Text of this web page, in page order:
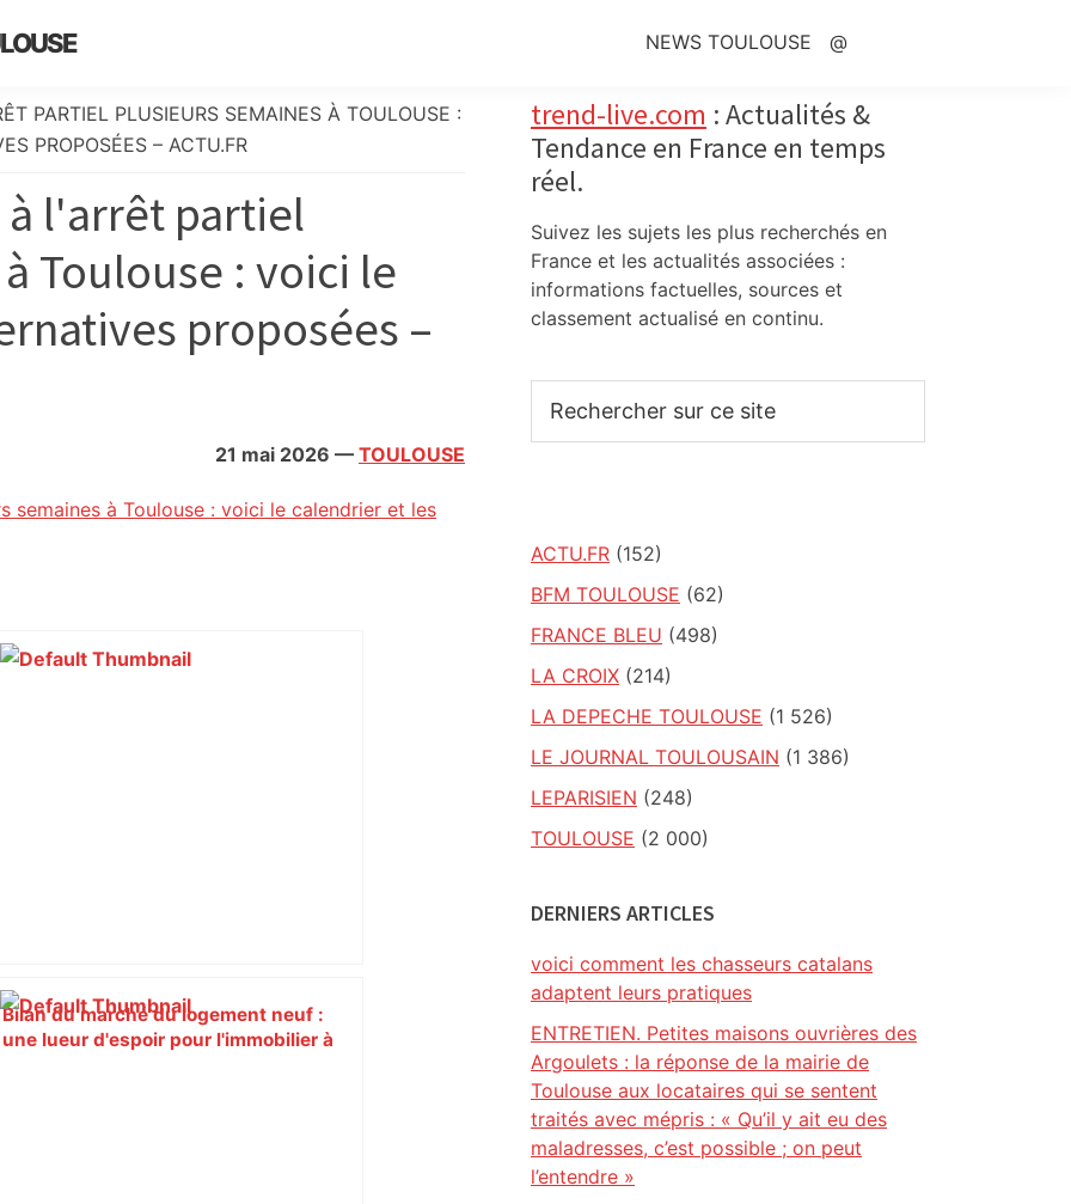
NEWS TOULOUSE @
PARTIEL PLUSIEURS SEMAINES À TOULOUSE :
PROPOSÉES – ACTU.FR
l'arrêt partiel
Toulouse : voici le
proposées –
21 mai 2026 — TOULOUSE
semaines à Toulouse : voici le calendrier et les
Bilan du marché du logement neuf :
une lueur d'espoir pour l'immobilier à
Primary
Sidebar
trend-live.com : Actualités &
Tendance en France en temps
réel.
Suivez les sujets les plus recherchés en
France et les actualités associées :
informations factuelles, sources et
classement actualisé en continu.
sur
ACTU.FR (152)
BFM TOULOUSE (62)
FRANCE BLEU (498)
LA CROIX (214)
LA DEPECHE TOULOUSE (1 526)
LE JOURNAL TOULOUSAIN (1 386)
LEPARISIEN (248)
TOULOUSE (2 000)
DERNIERS ARTICLES
voici comment les chasseurs catalans
adaptent leurs pratiques
ENTRETIEN. Petites maisons ouvrières des
Argoulets : la réponse de la mairie de
Toulouse aux locataires qui se sentent
traités avec mépris : « Qu’il y ait eu des
maladresses, c’est possible ; on peut
l’entendre »